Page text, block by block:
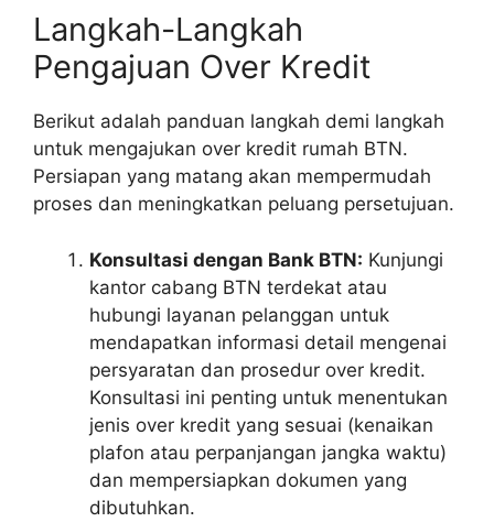
Langkah-Langkah
Pengajuan Over Kredit
Berikut adalah panduan langkah demi langkah
untuk mengajukan over kredit rumah BTN.
Persiapan yang matang akan mempermudah
proses dan meningkatkan peluang persetujuan.
Konsultasi dengan Bank BTN: Kunjungi
kantor cabang BTN terdekat atau
hubungi layanan pelanggan untuk
mendapatkan informasi detail mengenai
persyaratan dan prosedur over kredit.
Konsultasi ini penting untuk menentukan
jenis over kredit yang sesuai (kenaikan
plafon atau perpanjangan jangka waktu)
dan mempersiapkan dokumen yang
dibutuhkan.